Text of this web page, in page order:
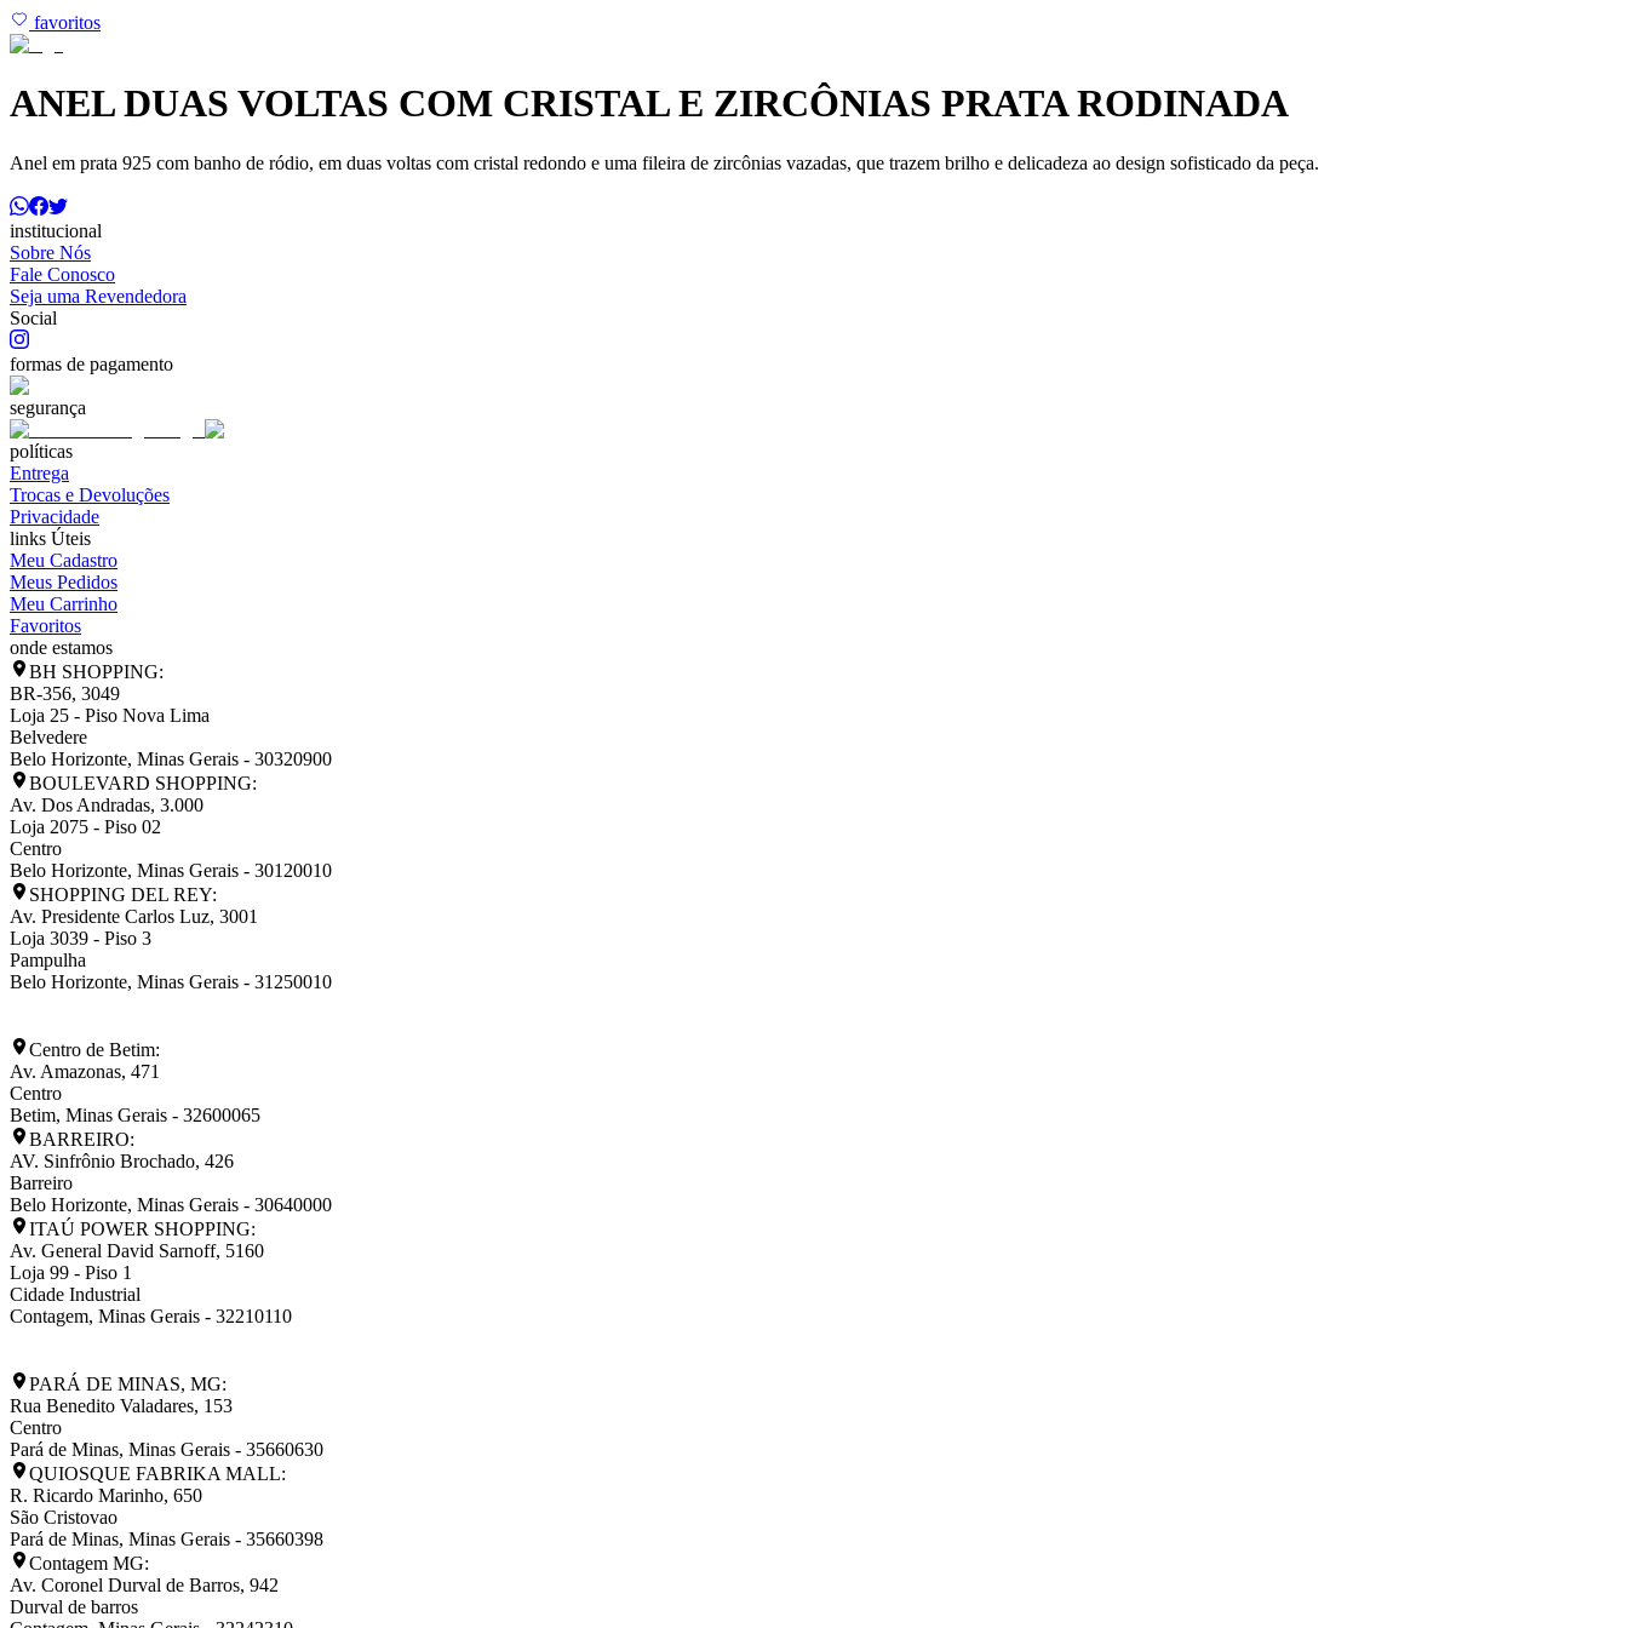
favoritos
ANEL DUAS VOLTAS COM CRISTAL E ZIRCÔNIAS PRATA RODINADA
Anel em prata 925 com banho de ródio, em duas voltas com cristal redondo e uma fileira de zircônias vazadas, que trazem brilho e delicadeza ao design sofisticado da peça.
institucional
Sobre Nós
Fale Conosco
Seja uma Revendedora
Social
formas de pagamento
segurança
políticas
Entrega
Trocas e Devoluções
Privacidade
links Úteis
Meu Cadastro
Meus Pedidos
Meu Carrinho
Favoritos
onde estamos
BH SHOPPING:
BR-356, 3049
Loja 25 - Piso Nova Lima
Belvedere
Belo Horizonte, Minas Gerais - 30320900
BOULEVARD SHOPPING:
Av. Dos Andradas, 3.000
Loja 2075 - Piso 02
Centro
Belo Horizonte, Minas Gerais - 30120010
SHOPPING DEL REY:
Av. Presidente Carlos Luz, 3001
Loja 3039 - Piso 3
Pampulha
Belo Horizonte, Minas Gerais - 31250010
Centro de Betim:
Av. Amazonas, 471
Centro
Betim, Minas Gerais - 32600065
BARREIRO:
AV. Sinfrônio Brochado, 426
Barreiro
Belo Horizonte, Minas Gerais - 30640000
ITAÚ POWER SHOPPING:
Av. General David Sarnoff, 5160
Loja 99 - Piso 1
Cidade Industrial
Contagem, Minas Gerais - 32210110
PARÁ DE MINAS, MG:
Rua Benedito Valadares, 153
Centro
Pará de Minas, Minas Gerais - 35660630
QUIOSQUE FABRIKA MALL:
R. Ricardo Marinho, 650
São Cristovao
Pará de Minas, Minas Gerais - 35660398
Contagem MG:
Av. Coronel Durval de Barros, 942
Durval de barros